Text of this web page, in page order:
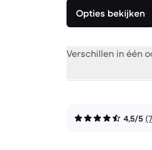
Opties bekijken
Verschillen in één
4,5/5